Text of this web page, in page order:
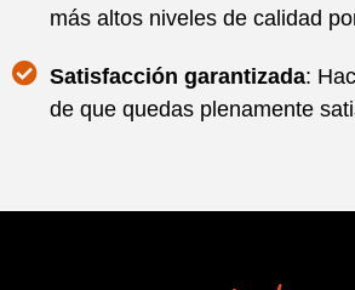
más altos niveles de calidad
Satisfacción garantizada:
de que quedas plenamente